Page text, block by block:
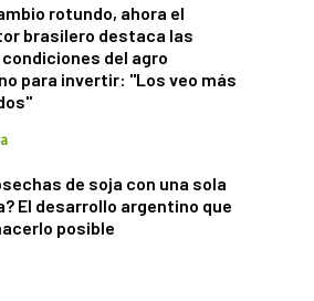
rotundo, ahora el
brasilero destaca las
del agro
para invertir: "Los veo más
de soja con una sola
El desarrollo argentino que
posible